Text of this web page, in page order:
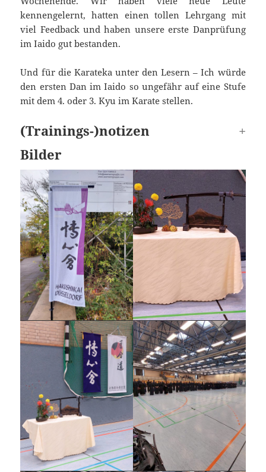
kennengelernt, hatten einen tollen Lehrgang mit
viel Feedback und haben unsere erste Danprüfung
im Iaido gut bestanden.
Und für die Karateka unter den Lesern – Ich würde
den ersten Dan im Iaido so ungefähr auf eine Stufe
mit dem 4. oder 3. Kyu im Karate stellen.
(Trainings-)notizen
Bilder